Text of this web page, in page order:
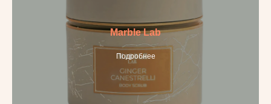
Marble Lab
Подробнее